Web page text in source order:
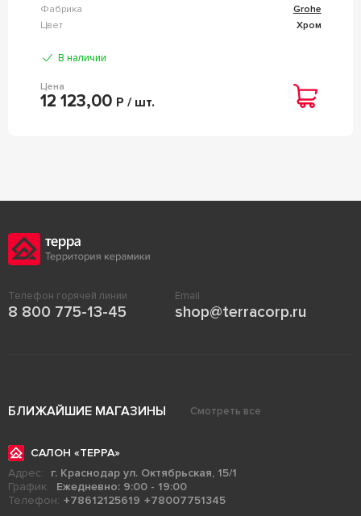
Фабрика
Grohe
Цвет
Хром
В наличии
Цена
12 123,00 Р / шт.
Телефон горячей линии
8 800 775-13-45
Email
shop@terracorp.ru
БЛИЖАЙШИЕ МАГАЗИНЫ Смотреть все
САЛОН «ТЕРРА»
Адрес:
г. Краснодар ул. Октябрьская, 15/1
График:
Ежедневно: 9:00 - 19:00
Телефон: +78612125619 +78007751345